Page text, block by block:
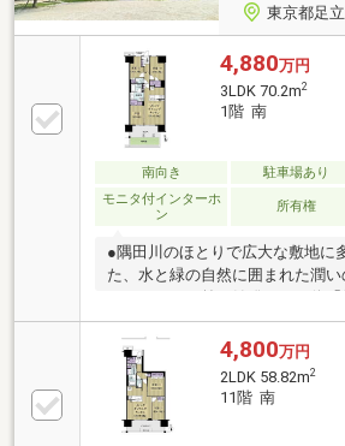
東京都足
4,880万円
3LDK 70.2m2
1階 南
南向き 駐車場あり
モニタ付インターホ
ン
所有権
●隅田川のほとりで広大な敷地に
た、水と緑の自然に囲まれた潤
で、王子駅、王子神谷駅へも楽
丁目」バス停まで徒歩2分、都営
駅まで約9分、王子駅まで約17
歩15分でアクセスも可能●広大な
207区画の平置き駐車場（出入庫
ハイルーフ車も駐車可能）●ご親
4,800万円
2LDK 58.82m2
11階 南